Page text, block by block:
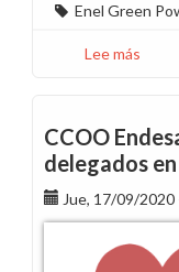
Enel Green
Lee más
el
de
para
CCOO
delegados
Jue, 17/09/2020